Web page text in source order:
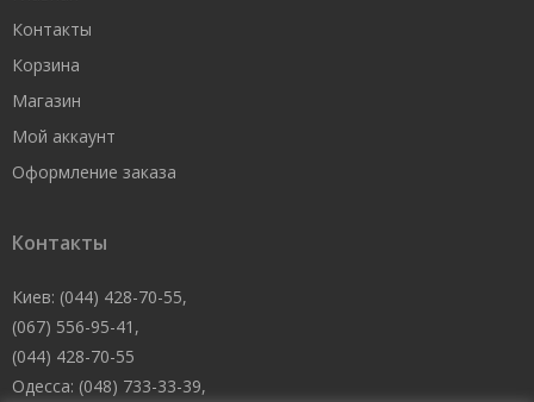
Контакты
Корзина
Магазин
Мой аккаунт
Оформление заказа
Контакты
Киев: (044) 428-70-55,
(067) 556-95-41,
(044) 428-70-55
Одесса: (048) 733-33-39,